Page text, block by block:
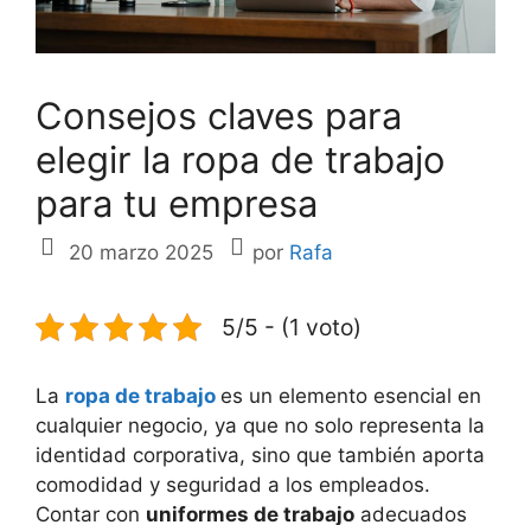
Consejos claves para
elegir la ropa de trabajo
para tu empresa
20 marzo 2025 por Rafa
5/5 - (1 voto)
La ropa de trabajo es un elemento esencial en
cualquier negocio, ya que no solo representa la
identidad corporativa, sino que también aporta
comodidad y seguridad a los empleados.
Contar con uniformes de trabajo adecuados